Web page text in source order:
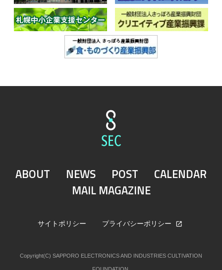
ABOUT NEWS POST
CALENDAR
MAIL MAGAZINE
サイトポリシー プライバシーポリシー
Copyright(C) SAPPORO ELECTRONICS AND INDUSTRIES CULTIVATION